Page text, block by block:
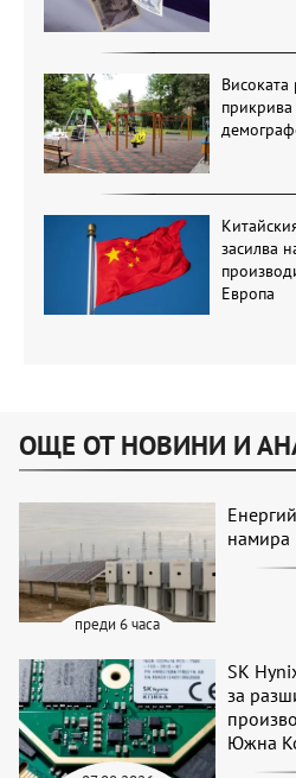
Високата
засилва
Европа
ОЩЕ ОТ НОВИНИ И
преди 6 часа
намира
SK
за
Южна